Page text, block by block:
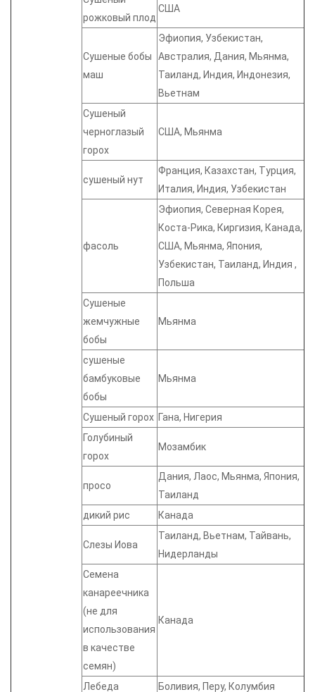
рожковый плод
США
Сушеные бобы
маш
Эфиопия, Узбекистан,
Австралия, Дания, Мьянма,
Таиланд, Индия, Индонезия,
Вьетнам
Сушеный
черноглазый
горох
США, Мьянма
сушеный нут
Франция, Казахстан, Турция,
Италия, Индия, Узбекистан
фасоль
Эфиопия, Северная Корея,
Коста-Рика, Киргизия, Канада,
США, Мьянма, Япония,
Узбекистан, Таиланд, Индия ,
Польша
Сушеные
жемчужные
бобы
Мьянма
сушеные
бамбуковые
бобы
Мьянма
Сушеный горох Гана, Нигерия
Голубиный
горох
Мозамбик
просо
Дания, Лаос, Мьянма, Япония,
Таиланд
дикий рис
Канада
Слезы Иова
Таиланд, Вьетнам, Тайвань,
Нидерланды
Семена
канареечника
(не для
использования
в качестве
семян)
Канада
Лебеда
Боливия, Перу, Колумбия